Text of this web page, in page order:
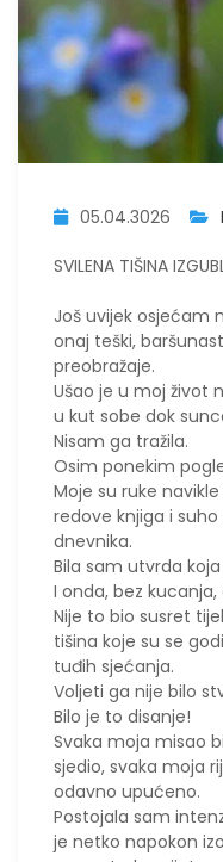
05.04.3026
SVILENA TIŠINA
​Još uvijek osjećam
onaj teški,
preobražaje.
Ušao je u moj život
u kut sobe dok
Nisam ga tražila.
Osim ponekim
Moje su ruke
redove knjiga i
dnevnika.
Bila sam utvrda
​I onda, bez
​Nije to bio susret
tišina koje su se
tuđih sjećanja.
Voljeti ga nije bilo
Bilo je to disanje!
Svaka moja misao
sjedio, svaka moja
odavno upućeno.
Postojala sam
je netko napokon